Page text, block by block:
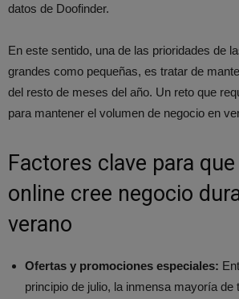
datos de Doofinder.
En este sentido, una de las prioridades de
grandes como pequeñas, es tratar de
del resto de meses del año. Un reto que
para mantener el volumen de negocio en
Factores clave para
online cree negocio
verano
Ofertas y promociones especiales:
principio de julio, la inmensa mayoría de